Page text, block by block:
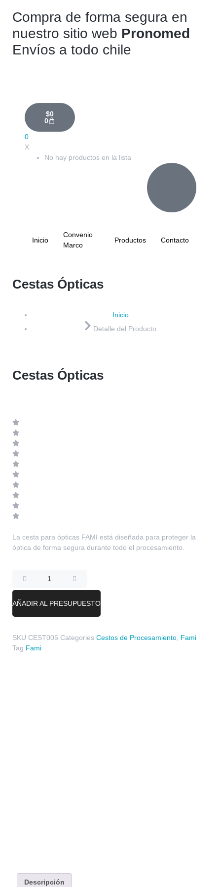
Compra de forma segura en
nuestro sitio web Pronomed
Envíos a todo chile
$0
0
0
X
No hay productos en la lista
Inicio
Convenio
Marco
Productos Contacto
Cestas Ópticas
Inicio
Detalle del Producto
Cestas Ópticas
La cesta para ópticas FAMI está diseñada para proteger la
óptica de forma segura durante todo el procesamiento.
AÑADIR AL PRESUPUESTO
SKU CEST005 Categories Cestos de Procesamiento Fami
Tag Fami
Descripción